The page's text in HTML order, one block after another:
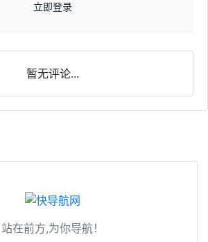
立即登录
暂无评论...
站在前方,为你导航！